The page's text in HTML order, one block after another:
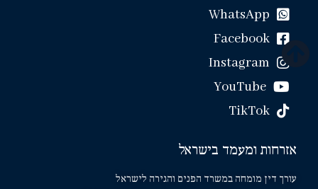
WhatsApp
Facebook
Instagram
YouTube
TikTok
אזרחות ומעמד בישראל
עורך דין מומחה במשרד הפנים והגירה לישראל